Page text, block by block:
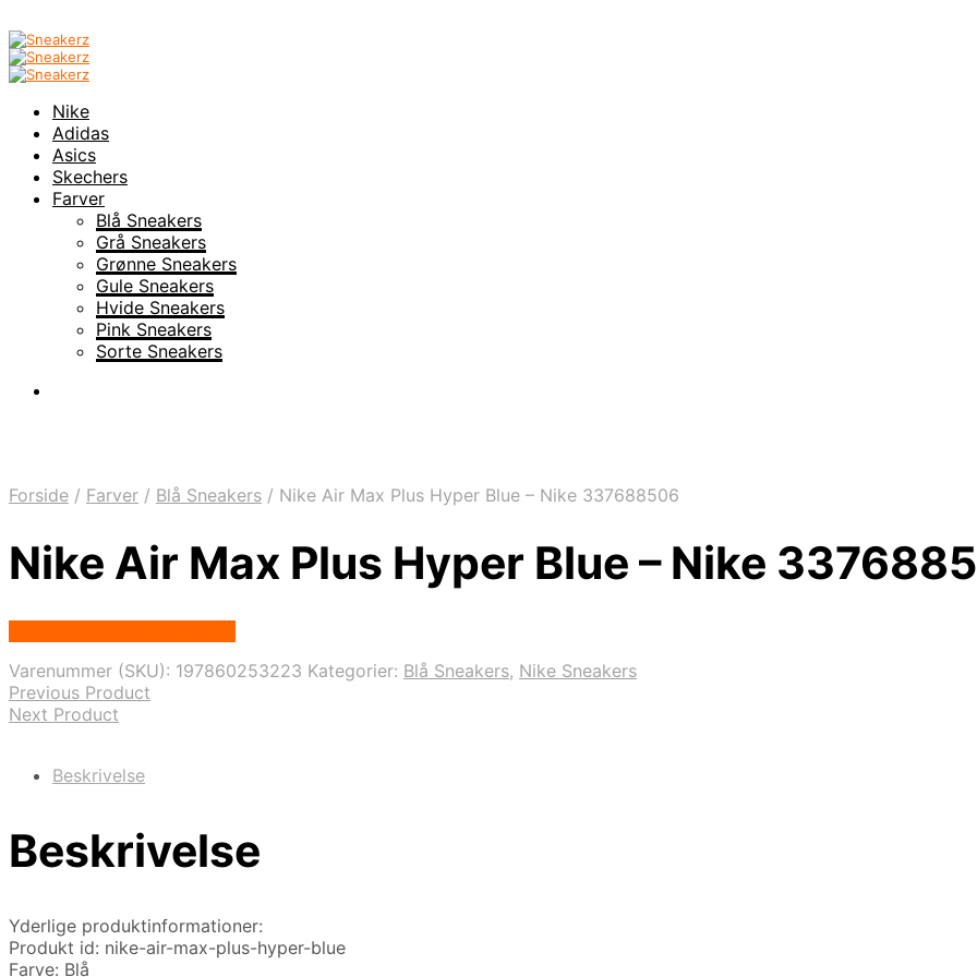
Nike
Adidas
Asics
Skechers
Farver
Blå Sneakers
Grå Sneakers
Grønne Sneakers
Gule Sneakers
Hvide Sneakers
Pink Sneakers
Sorte Sneakers
Forside / Farver / Blå Sneakers / Nike Air Max Plus Hyper Blue – Nike 337688506
Nike Air Max Plus Hyper Blue – Nike
Varenummer (SKU): 197860253223 Kategorier: Blå Sneakers, Nike Sneakers
Previous Product
Next Product
Beskrivelse
Beskrivelse
Yderlige produktinformationer:
Produkt id: nike-air-max-plus-hyper-blue
Farve: Blå